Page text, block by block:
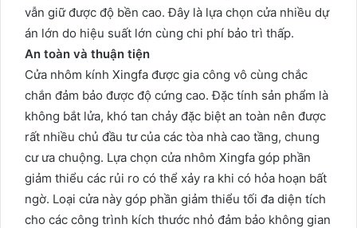
vẫn giữ được độ bền cao. Đây là lựa chọn cửa nhiều dự
án lớn do hiệu suất lớn cùng chi phí bảo trì thấp.
An toàn và thuận tiện
Cửa nhôm kính Xingfa được gia công vô cùng chắc
chắn đảm bảo được độ cứng cao. Đặc tính sản phẩm là
không bắt lửa, khó tan chảy đặc biệt an toàn nên được
rất nhiều chủ đầu tư của các tòa nhà cao tầng, chung
cư ưa chuộng. Lựa chọn cửa nhôm Xingfa góp phần
giảm thiểu các rủi ro có thể xảy ra khi có hỏa hoạn bất
ngờ. Loại cửa này góp phần giảm thiểu tối đa diện tích
cho các công trình kích thước nhỏ đảm bảo không gian